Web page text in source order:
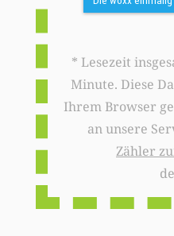
* Lesezeit
Minute. Diese
Ihrem Browser
an unsere
Zähler